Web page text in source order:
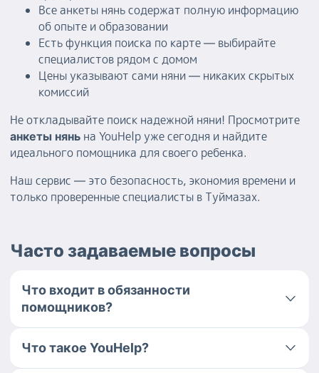
Все анкеты нянь содержат полную информацию
об опыте и образовании
Есть функция поиска по карте — выбирайте
специалистов рядом с домом
Цены указывают сами няни — никаких скрытых
комиссий
Не откладывайте поиск надежной няни! Просмотрите
анкеты нянь на YouHelp уже сегодня и найдите
идеального помощника для своего ребенка.
Наш сервис — это безопасность, экономия времени и
только проверенные специалисты в Туймазах.
Часто задаваемые вопросы
Что входит в обязанности
помощников?
Что такое YouHelp?